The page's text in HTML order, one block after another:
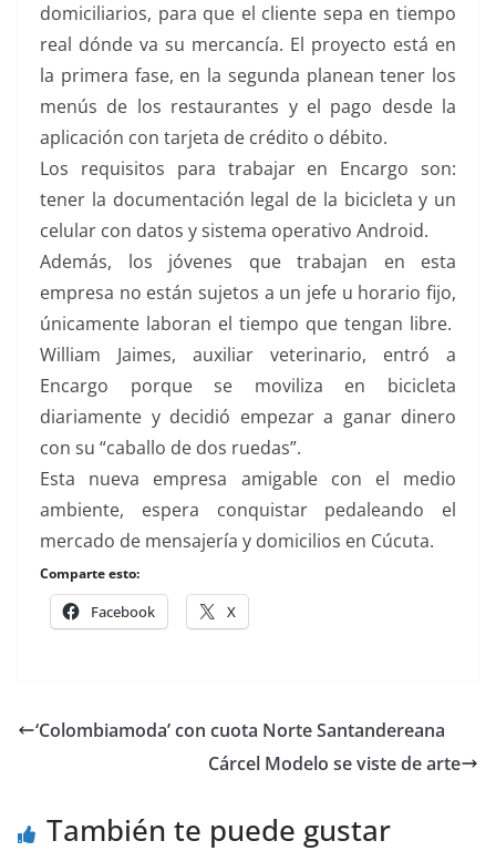
domiciliarios, para que el cliente sepa en tiempo
real dónde va su mercancía. El proyecto está en
la primera fase, en la segunda planean tener los
menús de los restaurantes y el pago desde la
aplicación con tarjeta de crédito o débito.
Los requisitos para trabajar en Encargo son:
tener la documentación legal de la bicicleta y un
celular con datos y sistema operativo Android.
Además, los jóvenes que trabajan en esta
empresa no están sujetos a un jefe u horario fijo,
únicamente laboran el tiempo que tengan libre.
William Jaimes, auxiliar veterinario, entró a
Encargo porque se moviliza en bicicleta
diariamente y decidió empezar a ganar dinero
con su “caballo de dos ruedas”.
Esta nueva empresa amigable con el medio
ambiente, espera conquistar pedaleando el
mercado de mensajería y domicilios en Cúcuta.
Comparte esto:
Facebook X
‘Colombiamoda’ con cuota Norte Santandereana
Cárcel Modelo se viste de arte
También te puede gustar